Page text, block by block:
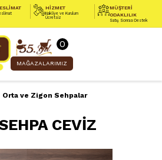
HİZMET
Nakliye ve Kurulum
Ücretsiz
MÜŞTERİ
ODAKLILIK
Satış Sonrası Destek
0
MAĞAZALARIMIZ
Orta ve Zigon Sehpalar
CEVİZ